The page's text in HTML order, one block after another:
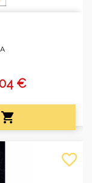
€

favorite_border